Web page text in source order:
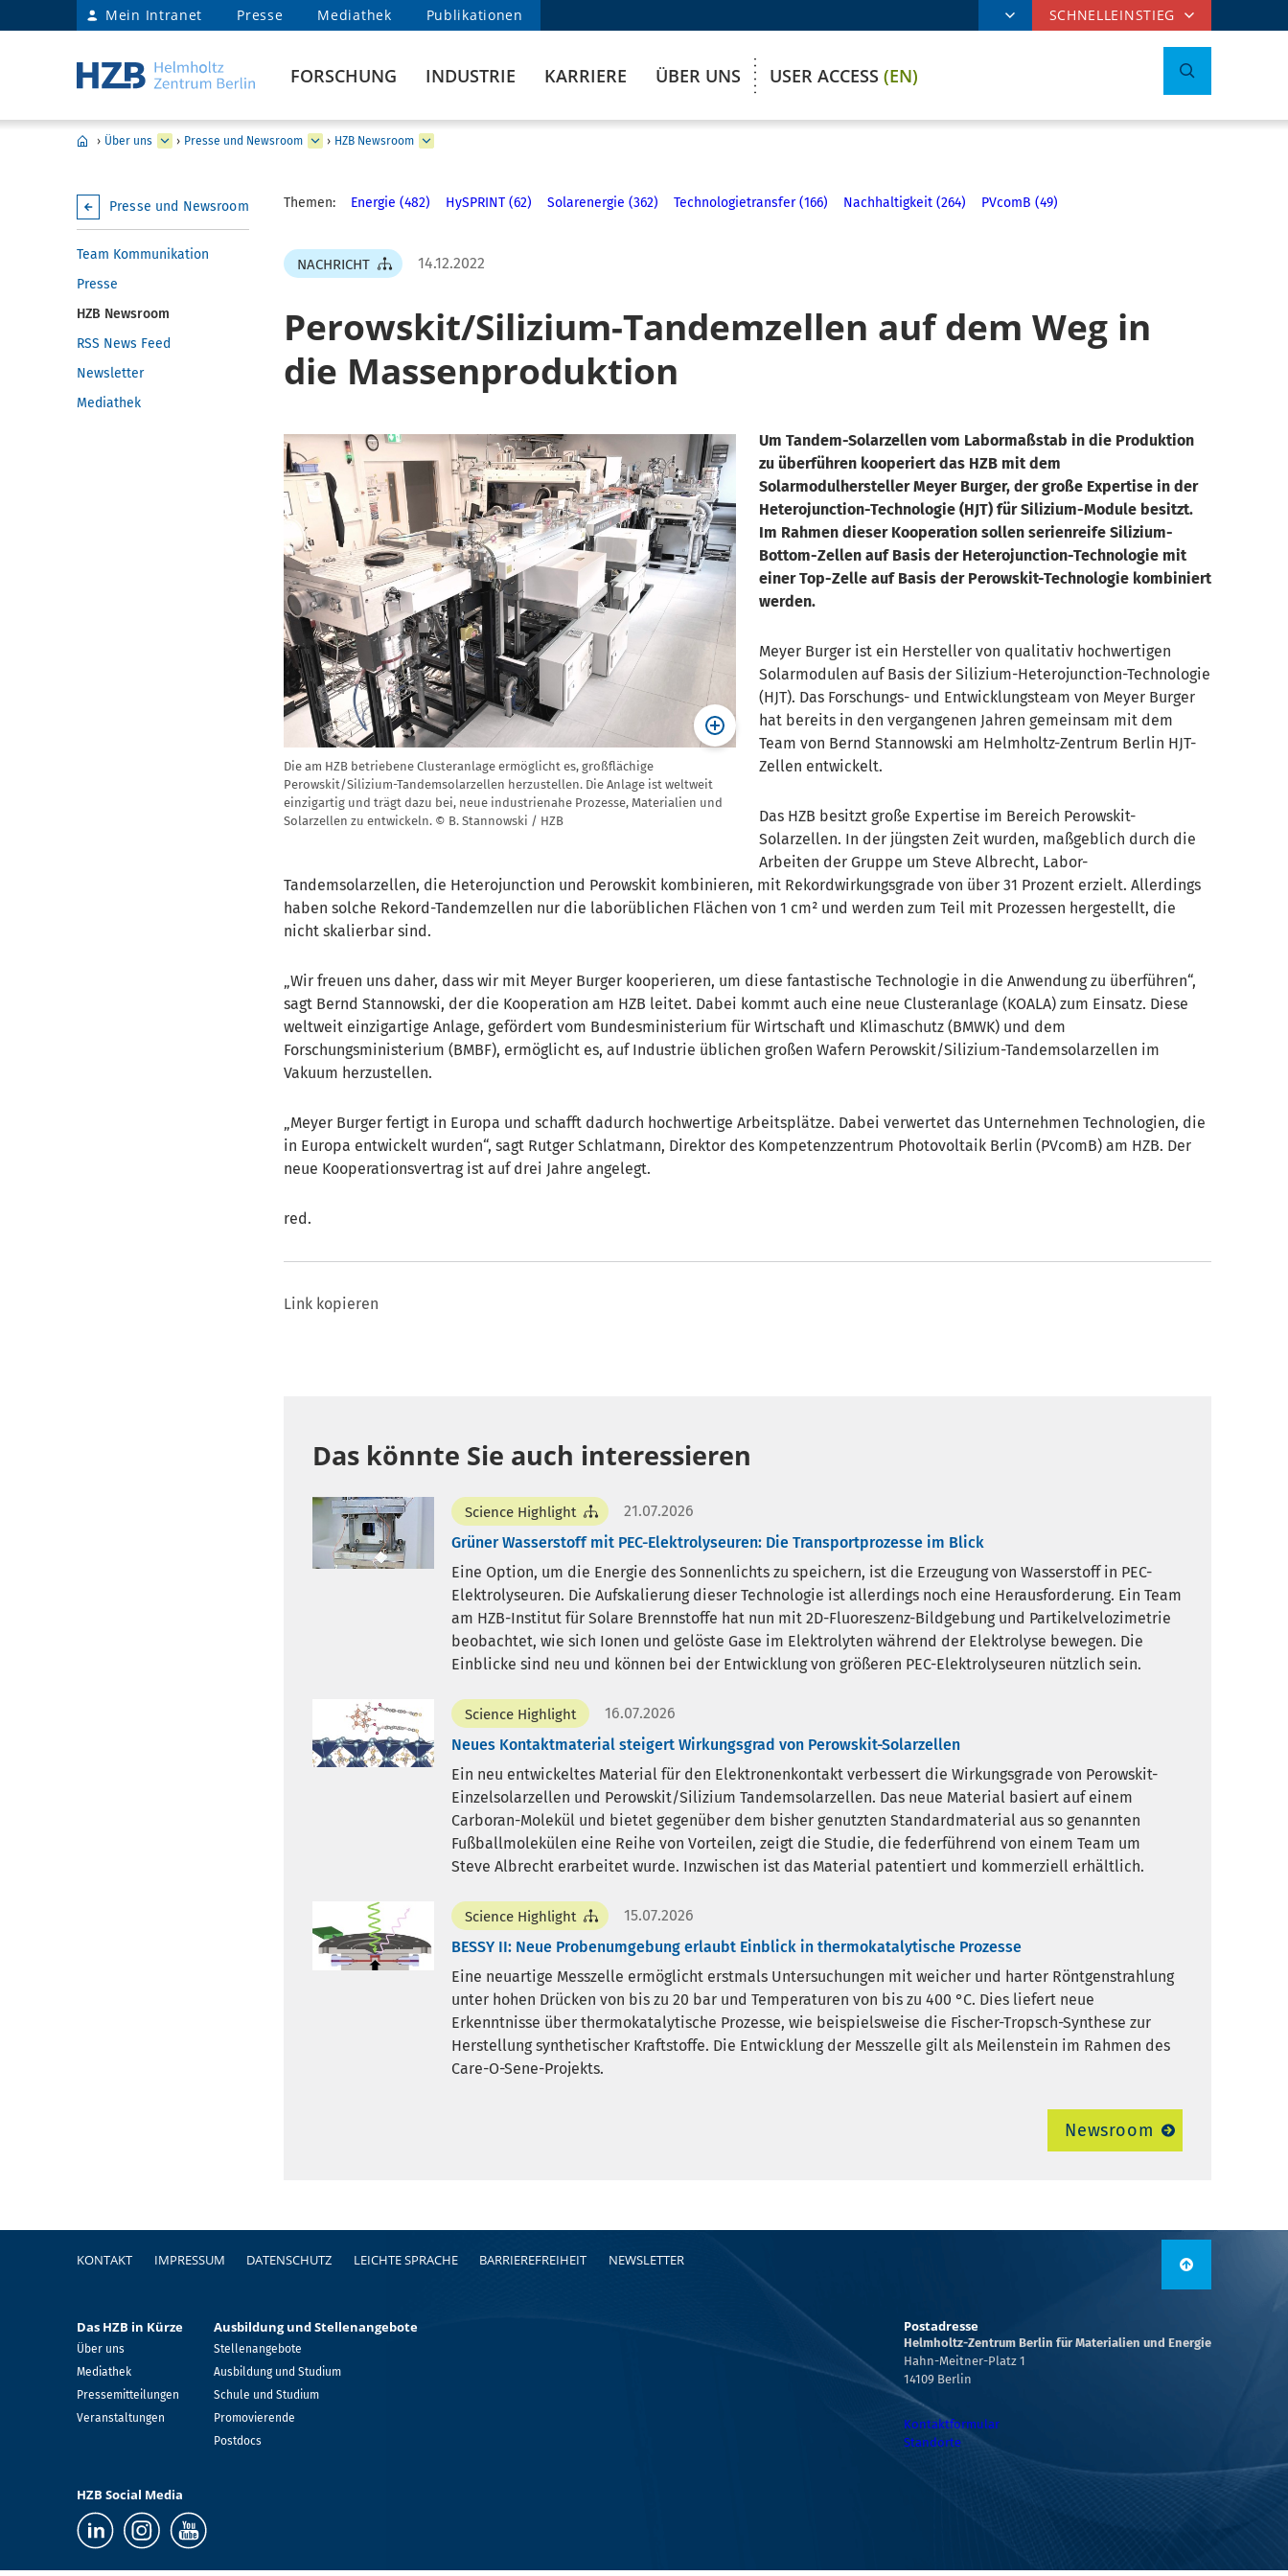
Mein Intranet Presse Mediathek Publikationen SCHNELLEINSTIEG
FORSCHUNG INDUSTRIE KARRIERE ÜBER UNS USER ACCESS (EN)
› Über uns › Presse und Newsroom › HZB Newsroom
Presse und Newsroom
Team Kommunikation
Presse
HZB Newsroom
RSS News Feed
Newsletter
Mediathek
Themen: Energie (482) HySPRINT (62) Solarenergie (362) Technologietransfer (166) Nachhaltigkeit (264) PVcomB (49)
NACHRICHT 14.12.2022
Perowskit/Silizium-Tandemzellen auf dem Weg in
die Massenproduktion
Die am HZB betriebene Clusteranlage ermöglicht es, großflächige
Perowskit/Silizium-Tandemsolarzellen herzustellen. Die Anlage ist weltweit
einzigartig und trägt dazu bei, neue industrienahe Prozesse, Materialien und
Solarzellen zu entwickeln. © B. Stannowski / HZB
Um Tandem-Solarzellen vom Labormaßstab in die Produktion
zu überführen kooperiert das HZB mit dem
Solarmodulhersteller Meyer Burger, der große Expertise in der
Heterojunction-Technologie (HJT) für Silizium-Module besitzt.
Im Rahmen dieser Kooperation sollen serienreife Silizium-
Bottom-Zellen auf Basis der Heterojunction-Technologie mit
einer Top-Zelle auf Basis der Perowskit-Technologie kombiniert
werden.
Meyer Burger ist ein Hersteller von qualitativ hochwertigen
Solarmodulen auf Basis der Silizium-Heterojunction-Technologie
(HJT). Das Forschungs- und Entwicklungsteam von Meyer Burger
hat bereits in den vergangenen Jahren gemeinsam mit dem
Team von Bernd Stannowski am Helmholtz-Zentrum Berlin HJT-
Zellen entwickelt.
Das HZB besitzt große Expertise im Bereich Perowskit-
Solarzellen. In der jüngsten Zeit wurden, maßgeblich durch die
Arbeiten der Gruppe um Steve Albrecht, Labor-
Tandemsolarzellen, die Heterojunction und Perowskit kombinieren, mit Rekordwirkungsgrade von über 31 Prozent erzielt. Allerdings
haben solche Rekord-Tandemzellen nur die laborüblichen Flächen von 1 cm² und werden zum Teil mit Prozessen hergestellt, die
nicht skalierbar sind.
Wir freuen uns daher, dass wir mit Meyer Burger kooperieren, um diese fantastische Technologie in die Anwendung zu überführen“,
sagt Bernd Stannowski, der die Kooperation am HZB leitet. Dabei kommt auch eine neue Clusteranlage (KOALA) zum Einsatz. Diese
weltweit einzigartige Anlage, gefördert vom Bundesministerium für Wirtschaft und Klimaschutz (BMWK) und dem
Forschungsministerium (BMBF), ermöglicht es, auf Industrie üblichen großen Wafern Perowskit/Silizium-Tandemsolarzellen im
Vakuum herzustellen.
Meyer Burger fertigt in Europa und schafft dadurch hochwertige Arbeitsplätze. Dabei verwertet das Unternehmen Technologien, die
in Europa entwickelt wurden“, sagt Rutger Schlatmann, Direktor des Kompetenzzentrum Photovoltaik Berlin (PVcomB) am HZB. Der
neue Kooperationsvertrag ist auf drei Jahre angelegt.
red.
Link kopieren
Das könnte Sie auch interessieren
Science Highlight
21.07.2026
Grüner Wasserstoff mit PEC-Elektrolyseuren: Die Transportprozesse im Blick
Eine Option, um die Energie des Sonnenlichts zu speichern, ist die Erzeugung von Wasserstoff in PEC-
Elektrolyseuren. Die Aufskalierung dieser Technologie ist allerdings noch eine Herausforderung. Ein Team
am HZB-Institut für Solare Brennstoffe hat nun mit 2D-Fluoreszenz-Bildgebung und Partikelvelozimetrie
beobachtet, wie sich Ionen und gelöste Gase im Elektrolyten während der Elektrolyse bewegen. Die
Einblicke sind neu und können bei der Entwicklung von größeren PEC-Elektrolyseuren nützlich sein.
Science Highlight
16.07.2026
Neues Kontaktmaterial steigert Wirkungsgrad von Perowskit-Solarzellen
Ein neu entwickeltes Material für den Elektronenkontakt verbessert die Wirkungsgrade von Perowskit-
Einzelsolarzellen und Perowskit/Silizium Tandemsolarzellen. Das neue Material basiert auf einem
Carboran-Molekül und bietet gegenüber dem bisher genutzten Standardmaterial aus so genannten
Fußballmolekülen eine Reihe von Vorteilen, zeigt die Studie, die federführend von einem Team um
Steve Albrecht erarbeitet wurde. Inzwischen ist das Material patentiert und kommerziell erhältlich.
Science Highlight
15.07.2026
BESSY II: Neue Probenumgebung erlaubt Einblick in thermokatalytische Prozesse
Eine neuartige Messzelle ermöglicht erstmals Untersuchungen mit weicher und harter Röntgenstrahlung
unter hohen Drücken von bis zu 20 bar und Temperaturen von bis zu 400 °C. Dies liefert neue
Erkenntnisse über thermokatalytische Prozesse, wie beispielsweise die Fischer-Tropsch-Synthese zur
Herstellung synthetischer Kraftstoffe. Die Entwicklung der Messzelle gilt als Meilenstein im Rahmen des
Care-O-Sene-Projekts.
Newsroom
Fußzeile
KONTAKT IMPRESSUM DATENSCHUTZ LEICHTE SPRACHE BARRIEREFREIHEIT NEWSLETTER
Das HZB in Kürze
Über uns
Mediathek
Pressemitteilungen
Veranstaltungen
Ausbildung und Stellenangebote
Stellenangebote
Ausbildung und Studium
Schule und Studium
Promovierende
Postdocs
Postadresse
Helmholtz-Zentrum Berlin für Materialien und Energie
Hahn-Meitner-Platz 1
14109 Berlin
Kontaktformular
Standorte
HZB Social Media